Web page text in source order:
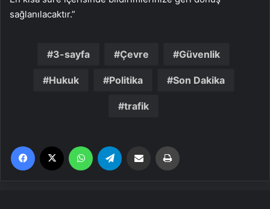
sağlanılacaktır.”
3-sayfa Çevre Güvenlik
Hukuk Politika Son Dakika
trafik
Facebook WhatsApp Email'den paylaş